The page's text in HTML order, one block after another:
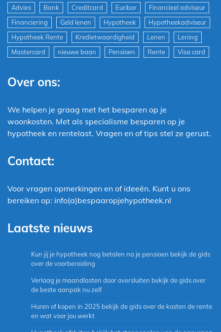
Advies Bank Creditcard Euribor
Financieel adviseur
Financiering
Geld lenen Hypotheek
Hypotheekadviseur
Hypotheek Rente
Kredietwaardigheid Lenen
Lening
Mastercard
nieuwe baan Pensioen Rente Visa card
Over ons:
We helpen je graag met het besparen op je
woonkosten. Met als specialisme besparen op je
hypotheek en rentelast. Vragen en of tips stel ze gerust.
Contact:
Voor vragen opmerkingen en of ideeën. Kunt u ons
bereiken op: info(a)bespaaropjehypotheek.nl
Laatste nieuws
Kun jij je hypotheek nog betalen na je pensioen bekijk de gids
over de voorbereiding
Verlaag je maandlasten door oversluiten bekijk de gids over
de beste aanpak nu zelf
Huren of kopen in 2025 bekijk de gids over de kosten de rente
en wat voor jou werkt